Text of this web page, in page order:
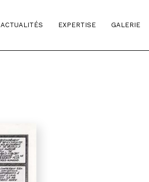
ACTUALITÉS EXPERTISE GALERIE